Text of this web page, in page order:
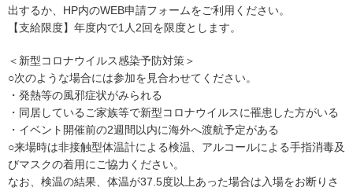
出するか、HP内のWEB申請フォームをご利用ください。
【支給限度】年度内で1人2回を限度とします。
＜新型コロナウイルス感染予防対策＞
○次のような場合には参加を見合わせてください。
・発熱等の風邪症状がみられる
・同居しているご家族等で新型コロナウイルスに罹患した方がいる
・イベント開催前の2週間以内に海外へ渡航予定がある
○来場時は非接触型体温計による検温、アルコールによる手指消毒及
びマスクの着用にご協力ください。
なお、検温の結果、体温が37.5度以上あった場合は入場をお断りさ